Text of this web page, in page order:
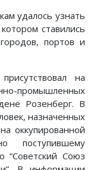
удалось узнать
ставились
портов и
на
промышленных
Розенберг. В
назначенных
оккупированной
поступившему
“Советский Союз